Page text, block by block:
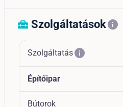
home_repair_service Szolgáltatásokinfo
Szolgáltatásinfo
Építőipar
Bútorok